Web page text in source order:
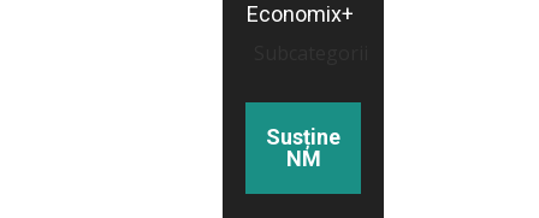
Economix+
Susține
NM